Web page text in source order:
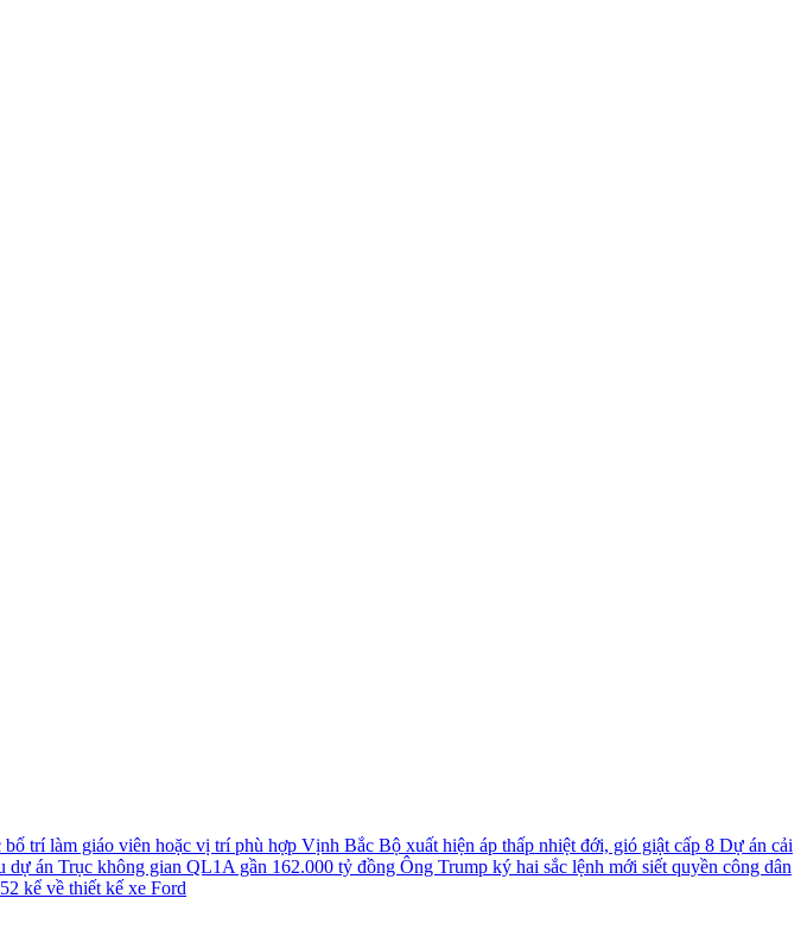
trí làm giáo viên hoặc vị trí phù hợp Vịnh Bắc Bộ xuất hiện áp thấp nhiệt đới, gió giật cấp 8 Dự án cải
dự án Trục không gian QL1A gần 162.000 tỷ đồng Ông Trump ký hai sắc lệnh mới siết quyền công dân
kể về thiết kế xe Ford